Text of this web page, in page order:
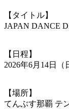
【タイトル】
JAPAN DANCE
【日程】
2026年6月14日（
【場所】
てんぶす那覇 テ